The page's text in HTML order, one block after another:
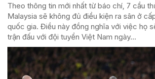
Theo thông tin mới nhất từ báo chí, 7 cầu
Malaysia sẽ không đủ điều kiện ra sân ở
quốc gia. Điều này đồng nghĩa với việc họ
trận đấu với đội tuyển Việt Nam ngày...